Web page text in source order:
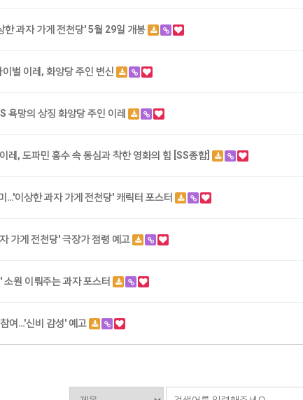
한 과자 가게 전천당' 5월 29일 개봉
벌 이레, 화앙당 주인 변신
욕망의 상징 화앙당 주인 이레
레, 도파민 홍수 속 동심과 착한 영화의 힘 [SS종합]
…'이상한 과자 가게 전천당' 캐릭터 포스터
가게 전천당' 극장가 점령 예고
원 이뤄주는 과자 포스터
여…'신비 감성' 예고